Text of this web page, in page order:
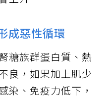
成惡性循環
糖族群蛋白質、熱
良，如果加上肌少
染、免疫力低下，